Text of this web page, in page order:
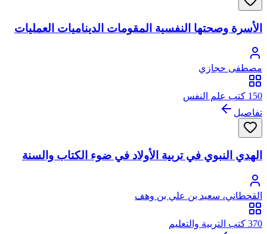
الأسرة وصحتها النفسية المقومات الديناميات العمليات
مصطفى حجازي
150 كتب علم النفس
تفاصيل
الهدي النبوي في تربية الأولاد في ضوء الكتاب والسنة
القحطاني، سعيد بن علي بن وهف
370 كتب التربية والتعليم